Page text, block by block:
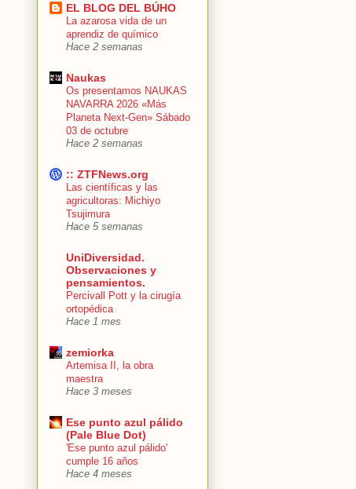
EL BLOG DEL BÚHO
La azarosa vida de un
aprendiz de químico
Hace 2 semanas
Naukas
Os presentamos NAUKAS
NAVARRA 2026 «Más
Planeta Next-Gen» Sábado
03 de octubre
Hace 2 semanas
:: ZTFNews.org
Las científicas y las
agricultoras: Michiyo
Tsujimura
Hace 5 semanas
UniDiversidad.
Observaciones y
pensamientos.
Percivall Pott y la cirugía
ortopédica
Hace 1 mes
zemiorka
Artemisa II, la obra
maestra
Hace 3 meses
Ese punto azul pálido
(Pale Blue Dot)
'Ese punto azul pálido'
cumple 16 años
Hace 4 meses